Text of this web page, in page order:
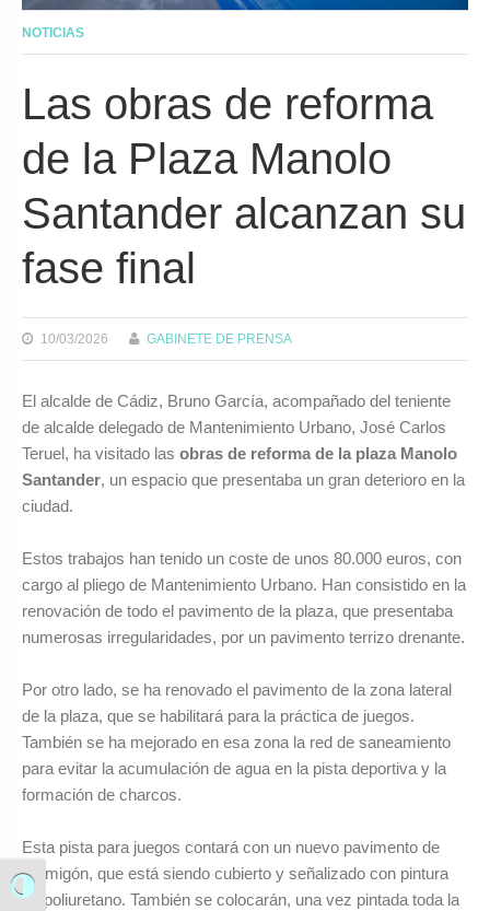
Alternar alto contraste
NOTICIAS
Las obras de reforma
de la Plaza Manolo
Santander alcanzan su
fase final
10/03/2026 GABINETE DE PRENSA
El alcalde de Cádiz, Bruno García, acompañado del teniente
de alcalde delegado de Mantenimiento Urbano, José Carlos
Teruel, ha visitado las obras de reforma de la plaza Manolo
Santander, un espacio que presentaba un gran deterioro en la
ciudad.
Estos trabajos han tenido un coste de unos 80.000 euros, con
cargo al pliego de Mantenimiento Urbano. Han consistido en la
renovación de todo el pavimento de la plaza, que presentaba
numerosas irregularidades, por un pavimento terrizo drenante.
Por otro lado, se ha renovado el pavimento de la zona lateral
de la plaza, que se habilitará para la práctica de juegos.
También se ha mejorado en esa zona la red de saneamiento
para evitar la acumulación de agua en la pista deportiva y la
formación de charcos.
Esta pista para juegos contará con un nuevo pavimento de
hormigón, que está siendo cubierto y señalizado con pintura
de poliuretano. También se colocarán, una vez pintada toda la